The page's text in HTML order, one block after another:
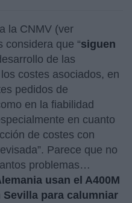
la CNMV (ver
considera que “siguen
de las
costes asociados, en
pedidos de
en la fiabilidad
en cuanto
de costes con
Parece que no
problemas…
usan el A400M
Sevilla para calumniar